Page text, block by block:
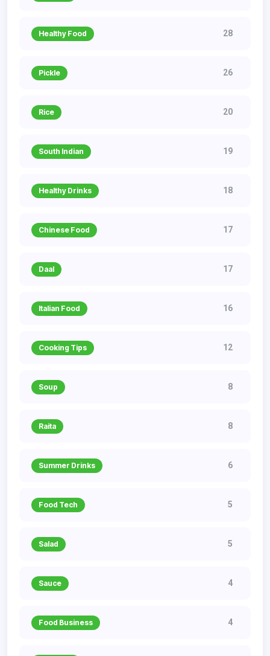
Healthy Food 28
Pickle 26
Rice 20
South Indian 19
Healthy Drinks 18
Chinese Food 17
Daal 17
Italian Food 16
Cooking Tips 12
Soup 8
Raita 8
Summer Drinks 6
Food Tech 5
Salad 5
Sauce 4
Food Business 4